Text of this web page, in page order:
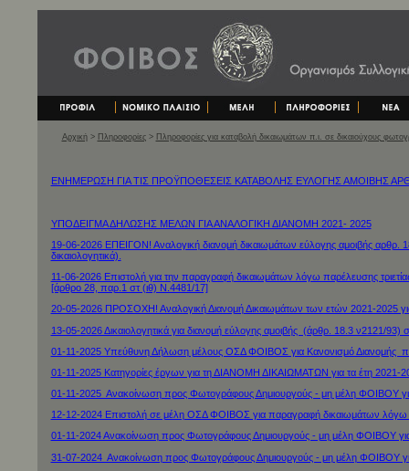
Αρχική> Πληροφορίες> Πληροφορίες για καταβολή δικαιωμάτων π.ι. σε δικαιούχους
ΕΝΗΜΕΡΩΣΗ ΓΙΑ ΤΙΣ ΠΡΟΫΠΟΘΕΣΕΙΣ ΚΑΤΑΒΟΛΗΣ ΕΥΛΟΓΗΣ ΑΜΟΙΒΗΣ
ΥΠΟΔΕΙΓΜΑ ΔΗΛΩΣΗΣ ΜΕΛΩΝ ΓΙΑ ΑΝΑΛΟΓΙΚΗ ΔΙΑΝΟΜΗ 2021- 2025
19-06-2026 ΕΠΕΙΓΟΝ! Αναλογική διανομή δικαιωμάτων εύλογης αμοιβής
δικαιολογητικά).
11-06-2026 Επιστολή για την παραγραφή δικαιωμάτων λόγω παρέλευσης
[άρθρο 28, παρ.1 στ (ιθ) Ν.4481/17]
20-05-2026 ΠΡΟΣΟΧΗ! Αναλογική Διανομή Δικαιωμάτων των ετών 2021-2025
13-05-2026 Δικαιολογητικά για διανομή εύλογης αμοιβής (άρθρ. 18.3 ν2121/
01-11-2025 Υπεύθυνη Δήλωση μέλους ΟΣΔ ΦΟΙΒΟΣ για Κανονισμό Διανομής
01-11-2025 Κατηγορίες έργων για τη ΔΙΑΝΟΜΗ ΔΙΚΑΙΩΜΑΤΩΝ για τα έτη 2021-
01-11-2025 Ανακοίνωση προς Φωτογράφους Δημιουργούς - μη μέλη ΦΟΙΒΟΥ
12-12-2024 Επιστολή σε μέλη ΟΣΔ ΦΟΙΒΟΣ για παραγραφή δικαιωμάτων λόγω
01-11-2024 Ανακοίνωση προς Φωτογράφους Δημιουργούς - μη μέλη ΦΟΙΒΟΥ
31-07-2024 Ανακοίνωση προς Φωτογράφους Δημιουργούς - μη μέλη ΦΟΙΒΟΥ